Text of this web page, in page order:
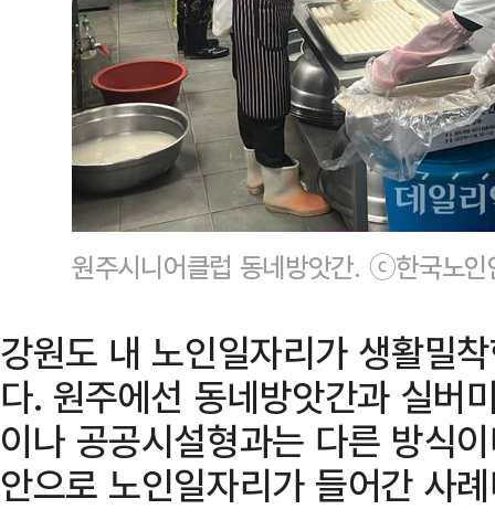
원주시니어클럽 동네방앗간. ⓒ한국노인
강원도 내 노인일자리가 생활밀
다. 원주에선 동네방앗간과 실버
이나 공공시설형과는 다른 방식
안으로 노인일자리가 들어간 사